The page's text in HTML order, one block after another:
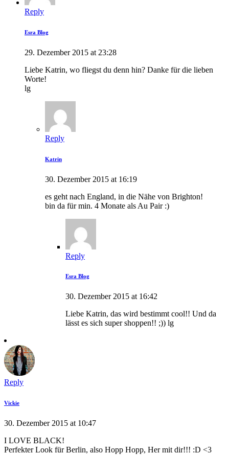
Reply
Esra Blog
29. Dezember 2015 at 23:28
Liebe Katrin, wo fliegst du denn hin? Danke für die lieben
Worte!
lg
Reply
Katrin
30. Dezember 2015 at 16:19
es geht nach England, in die Nähe von Brighton!
bin da für min. 4 Monate als Au Pair :)
Reply
Esra Blog
30. Dezember 2015 at 16:42
Liebe Katrin, das wird bestimmt cool!! Und da
lässt es sich super shoppen!! ;)) lg
Reply
Vickie
30. Dezember 2015 at 10:47
I LOVE BLACK!
Perfekter Look für Berlin, also Hopp Hopp, Her mit dir!!! :D <3